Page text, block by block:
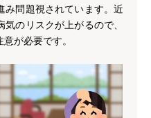
み問題視されています。近
のリスクが上がるので、
が必要です。